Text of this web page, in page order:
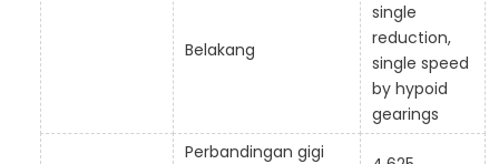
Belakang
single
reduction,
single speed
by hypoid
gearings
Perbandingan gigi